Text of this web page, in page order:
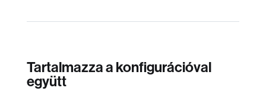
Tartalmazza a konfigurációval
együtt